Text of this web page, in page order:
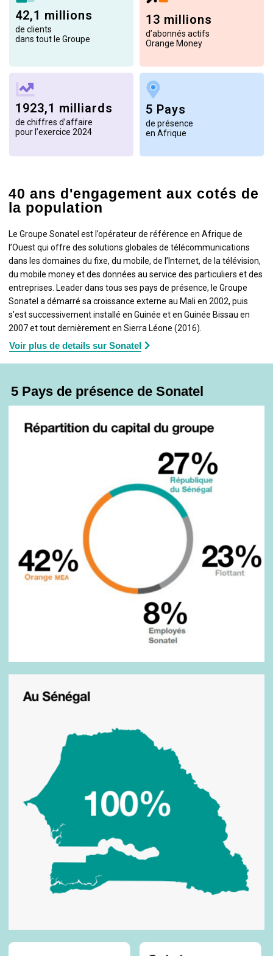
42,1 millions
de clients
dans tout le Groupe
13 millions
d’abonnés actifs
Orange Money
1923,1 milliards
de chiffres d’affaire
pour l’exercice 2024
5 Pays
de présence
en Afrique
40 ans d'engagement aux cotés de
la population
Le Groupe Sonatel est l’opérateur de référence en Afrique de
l’Ouest qui offre des solutions globales de télécommunications
dans les domaines du fixe, du mobile, de l’Internet, de la télévision,
du mobile money et des données au service des particuliers et des
entreprises. Leader dans tous ses pays de présence, le Groupe
Sonatel a démarré sa croissance externe au Mali en 2002, puis
s’est successivement installé en Guinée et en Guinée Bissau en
2007 et tout dernièrement en Sierra Léone (2016).
Voir plus de details sur Sonatel
5 Pays de présence de Sonatel